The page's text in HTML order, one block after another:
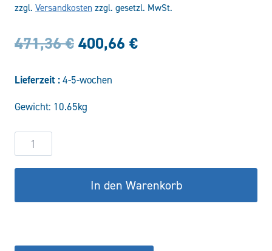
zzgl. Versandkosten zzgl. gesetzl. MwSt.
471,36€ Ursprünglicher
471,36 €
400,66 €Aktueller
Lieferzeit : 4-5-wochen
Gewicht: 10.65kg
Hydraulikzylinder
DW50/30-
400
Stützzylinder
In den Warenkorb